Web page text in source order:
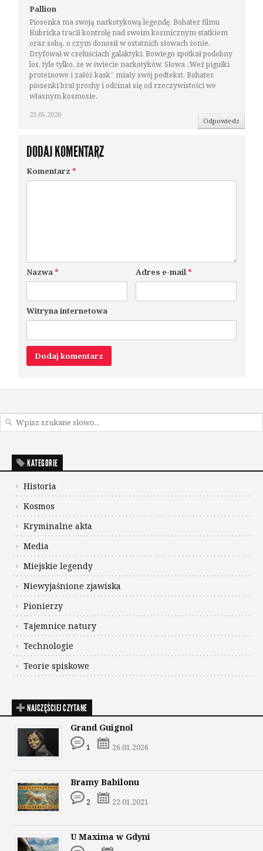
Pallion
23.05.2020
Piosenka ma swoją narkotykową legendę. Bohater filmu
Kubricka tracił kontrolę nad swoim kosmicznym statkiem
oraz sobą, o czym donosił w ostatnich słowach żonie.
Dryfował w czeluściach galaktyki. Bowiego spotkał podobny
los, tyle tylko, że w świecie narkotyków. Słowa „Weź pigułki
proteinowe i załóż kask” miały swój podtekst. Bohater
piosenki brał prochy i odcinał się od rzeczywistości we
własnym kosmosie.
Odpowiedz
DODAJ KOMENTARZ
Komentarz *
Nazwa* Adres e-mail*
Witryna internetowa
KATEGORIE
Historia
Kosmos
Kryminalne akta
Media
Miejskie legendy
Niewyjaśnione zjawiska
Pionierzy
Tajemnice natury
Technologie
Teorie spiskowe
NAJCZĘŚCIEJ CZYTANE
Grand Guignol
1 26.01.2026
Bramy Babilonu
2 22.01.2021
U Maxima w Gdyni